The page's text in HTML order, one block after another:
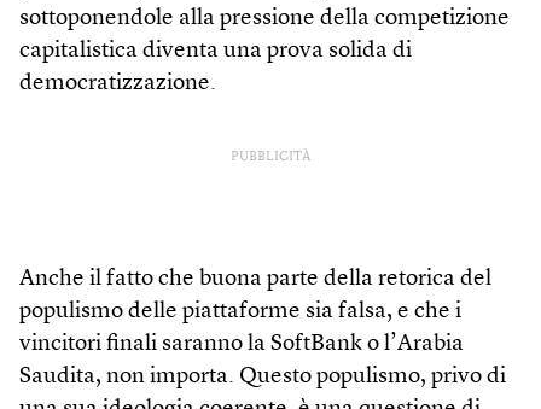
sottoponendole alla pressione della competizione
capitalistica diventa una prova solida di
democratizzazione.
PUBBLICITÀ
Anche il fatto che buona parte della retorica del
populismo delle piattaforme sia falsa, e che i
vincitori finali saranno la SoftBank o l’Arabia
Saudita, non importa. Questo populismo, privo di